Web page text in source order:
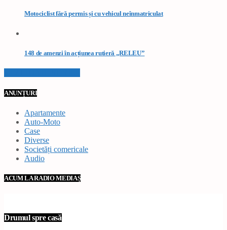
Motociclist fără permis și cu vehicul neînmatriculat
148 de amenzi în acțiunea rutieră „RELEU”
ANUNȚURI
Apartamente
Auto-Moto
Case
Diverse
Societăți comericale
Audio
ACUM LA RADIO MEDIAȘ
Drumul spre casă